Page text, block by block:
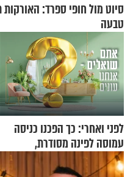
סיוט מול חופי ספרד:
טבעה
לפני ואחרי: כך הפכנו כניסה
עמוסה לפינה מסודרת,
שימושית ומזמינה